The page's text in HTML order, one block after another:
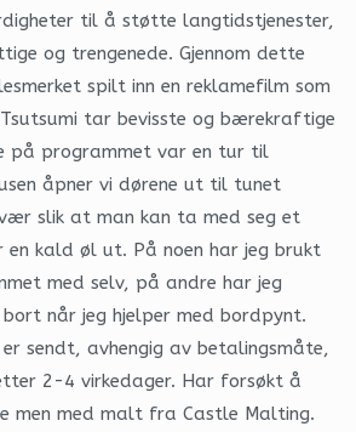
til å støtte langtidstjenester,
og trengenede. Gjennom dette
spilt inn en reklamefilm som
tar bevisste og bærekraftige
på programmet var en tur til
åpner vi dørene ut til tunet
slik at man kan ta med seg et
en kald øl ut. På noen har jeg brukt
med selv, på andre har jeg
når jeg hjelper med bordpynt.
sendt, avhengig av betalingsmåte,
2-4 virkedager. Har forsøkt å
men med malt fra Castle Malting.